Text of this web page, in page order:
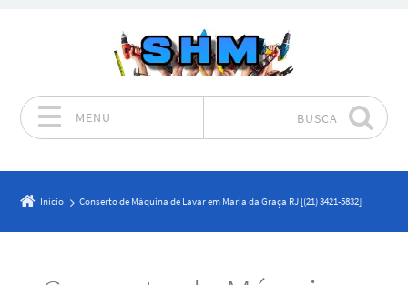
MENU BUSCA
Início Conserto de Máquina de Lavar em Maria da Graça RJ [(21) 3421-5832]